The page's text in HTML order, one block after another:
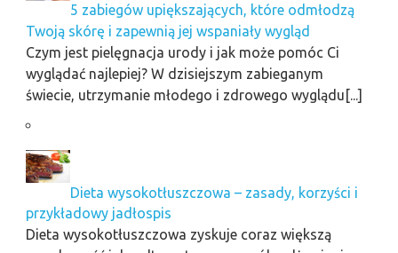
5 zabiegów upiększających, które odmłodzą
Twoją skórę i zapewnią jej wspaniały wygląd
Czym jest pielęgnacja urody i jak może pomóc Ci
wyglądać najlepiej? W dzisiejszym zabieganym
świecie, utrzymanie młodego i zdrowego wyglądu[...]
Dieta wysokotłuszczowa – zasady, korzyści i
przykładowy jadłospis
Dieta wysokotłuszczowa zyskuje coraz większą